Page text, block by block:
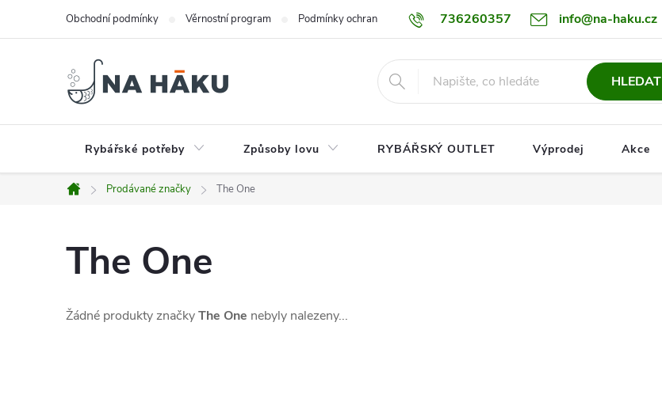
736260357 info@na-haku.cz
Obchodní podmínky Věrnostní program Podmínky ochrany osobních údajů Dopravy
HLEDAT
Rybářské potřeby Způsoby lovu RYBÁŘSKÝ OUTLET Výprodej Akce
Domů
Prodávané značky The One
The One
Žádné produkty značkyThe One nebyly nalezeny...